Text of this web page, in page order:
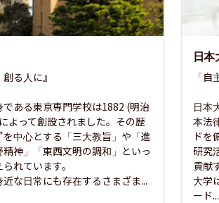
る人に』
ある東京専門学校は1882 (明治
よって創設されました。その歴
中心とする「三大教旨」や「進
神」「東西文明の調和」といっ
れています。
な日常にも存在するさまざま...
日本
「自
日本
本法
ドを
研究
貢献
大学
ード...